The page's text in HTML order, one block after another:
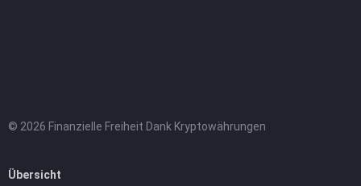
© 2026 Finanzielle Freiheit Dank Kryptowährungen
Übersicht